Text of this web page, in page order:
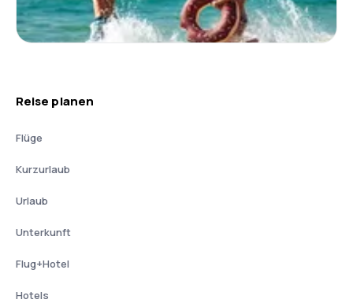
Reise planen
Flüge
Kurzurlaub
Urlaub
Unterkunft
Flug+Hotel
Hotels